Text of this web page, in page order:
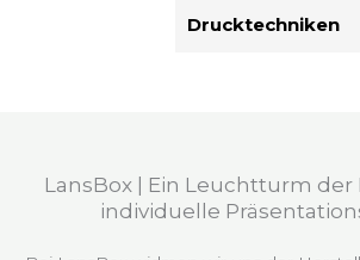
Drucktechniken
LansBox | Ein Leuchtturm der
individuelle